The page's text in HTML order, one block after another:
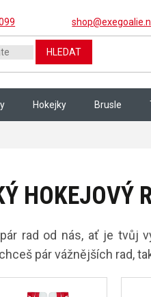
HLEDAT
Hokejky Brusle
HOKEJOVÝ
rad od nás, ať je tvůj
pár vážnějších rad,